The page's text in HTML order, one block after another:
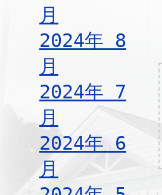
月
2024年 8
月
2024年 7
月
2024年 6
月